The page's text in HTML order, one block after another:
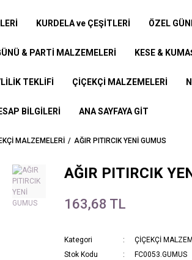
KURDELA ve ÇEŞİTLERİ ÖZEL
& PARTİ MALZEMELERİ KESE &
TEKLİFİ ÇİÇEKÇİ MALZEMELERİ
BİLGİLERİ ANA SAYFAYA GİT
MALZEMELERİ AĞIR PITIRCIK YENİ GUMUS
AĞIR PITIRCIK
163,68 TL
Kategori
ÇİÇEKÇİ
Stok Kodu
FC0053.GUMUS